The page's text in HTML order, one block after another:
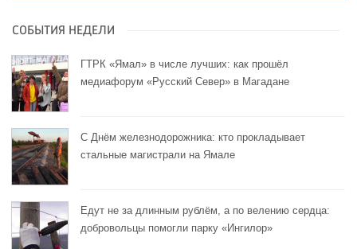
СОБЫТИЯ НЕДЕЛИ
ГТРК «Ямал» в числе лучших: как прошёл
медиафорум «Русский Север» в Магадане
С Днём железнодорожника: кто прокладывает
стальные магистрали на Ямале
Едут не за длинным рублём, а по велению сердца:
добровольцы помогли парку «Ингилор»